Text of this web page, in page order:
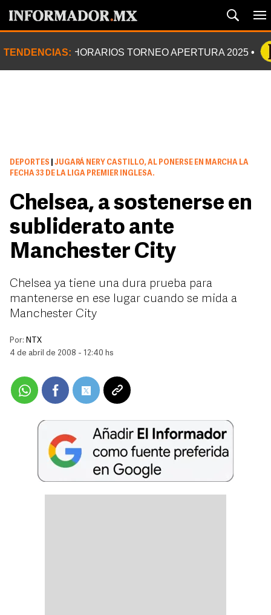
TENDENCIAS: HORARIOS TORNEO APERTURA 2025
DEPORTES
JUGARÁ NERY CASTILLO, AL PONERSE EN MARCHA LA
FECHA 33 DE LA LIGA PREMIER INGLESA.
Chelsea, a sostenerse en
subliderato ante
Manchester City
Chelsea ya tiene una dura prueba para
mantenerse en ese lugar cuando se mida a
Manchester City
Por: NTX
4 de abril de 2008 - 12:40 hs